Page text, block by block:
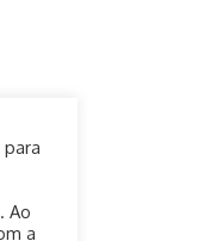
para
Ao
a